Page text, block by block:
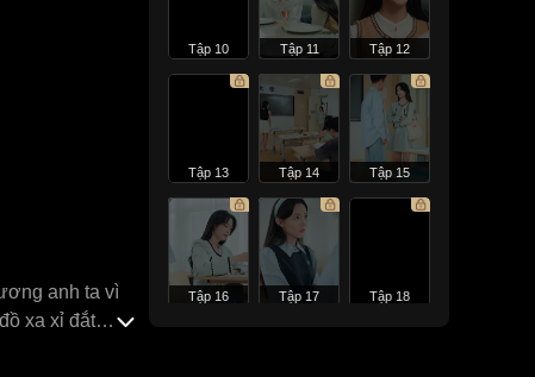
anh ta vì
xa xỉ đắt
Tập 10 Tập 11 Tập 12
Tập 13 Tập 14 Tập 15
Tập 16 Tập 17 Tập 18